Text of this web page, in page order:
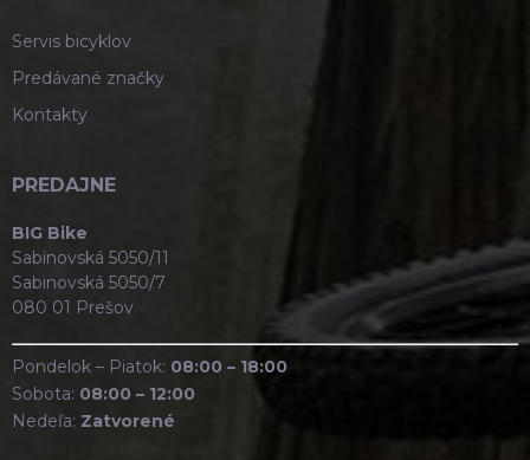
Servis bicyklov
Predávané značky
Kontakty
PREDAJNE
BIG Bike
Sabinovská 5050/11
Sabinovská 5050/7
080 01 Prešov
Pondelok – Piatok: 08:00 – 18:00
Sobota: 08:00 – 12:00
Nedeľa: Zatvorené